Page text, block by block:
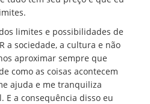
limites e possibilidades de
a sociedade, a cultura e não
aproximar sempre que
como as coisas acontecem
ajuda e me tranquiliza
E a consequência disso eu